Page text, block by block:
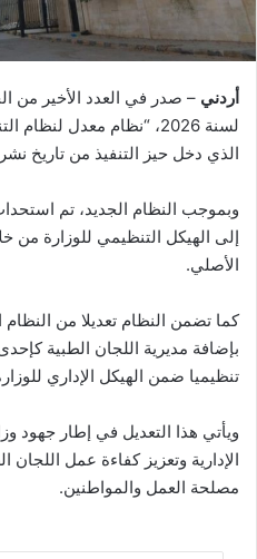
أردني
لسنة 2026، “نظام معدل
الذي دخل حيز التنفيذ من تاريخ
​وبموجب النظام الجديد، تم
الأصلي.
بإضافة مديرية اللجان الطبية
تنظيميا ضمن الهيكل الإداري
​ويأتي هذا التعديل في إطار جهود
الإدارية وتعزيز كفاءة عمل اللجان
مصلحة العمل والمواطنين.